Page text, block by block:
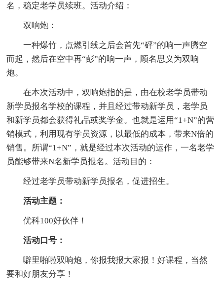
名，稳定老学员续班。活动介绍：
双响炮：
一种爆竹，点燃引线之后会首先“砰”的响一声腾空
而起，然后在空中再“彭”的响一声，顾名思义为双响
炮。
在本次活动中，双响炮指的是，由在校老学员带动
新学员报名学校的课程，并且经过带动新学员，老学员
和新学员都会获得礼品或奖学金。也就是运用“1+N”的营
销模式，利用现有学员资源，以最低的成本，带来N倍的
销售。所谓“1+N”，就是经过本次活动的运作，一名老学
员能够带来N名新学员报名。活动目的：
经过老学员带动新学员报名，促进招生。
活动主题：
优科100好伙伴！
活动口号：
噼里啪啦双响炮，你报我报大家报！好课程，当然
要和好朋友分享！